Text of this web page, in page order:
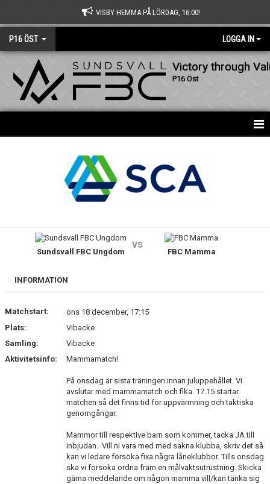
VISBY HEMMA PÅ LÖRDAG, 16:00!
P16 ÖST LOGGA IN
Victory through
P16 Öst
TRUPPEN
BILDGALLERI
KONTAKT
INTRESSEANMÄLAN
Sundsvall FBC Ungdom
vs
FBC Mamma
INFORMATION
Matchstart:
ons 18 december, 17:15
Plats:
Vibacke
Samling:
Vibacke
Aktivitetsinfo:
Mammamatch!
På onsdag är sista träningen innan juluppehållet. Vi
avslutar med mammamatch och fika. 17.15 startar
matchen så det finns tid för uppvärmning och taktiska
genomgångar.
Mammor till respektive barn som kommer, tacka JA till
inbjudan. Vill ni vara med med sakna klubba, skriv det så
kan vi ledare försöka fixa några låneklubbor. Tills onsdag
ska vi försöka ordna fram en målvaktsutrustning. Skicka
gärna meddelande om någon mamma vill/kan tänka sig